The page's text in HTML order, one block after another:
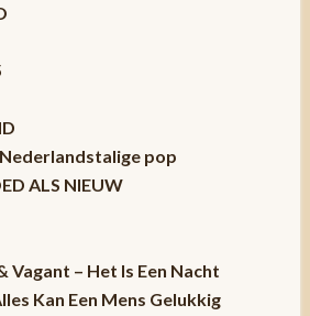
pop
ALS NIEUW
Vagant – Het Is Een Nacht
Kan Een Mens Gelukkig